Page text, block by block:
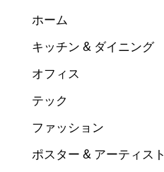
ホーム
キッチン & ダイニング
オフィス
テック
ファッション
ポスター & アーティスト